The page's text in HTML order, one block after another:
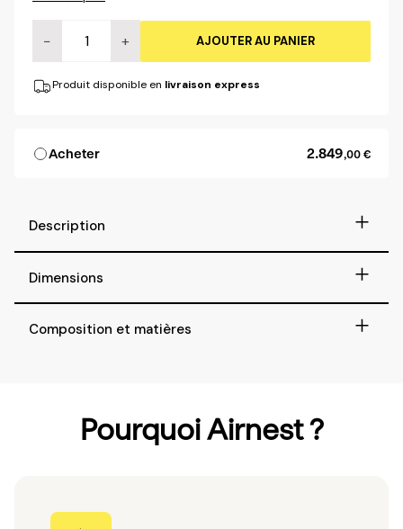
− + AJOUTER AU PANIER
Produit disponible en livraison express
Acheter 2.849,00 €
Description +
Dimensions +
Composition et matières +
Pourquoi Airnest ?